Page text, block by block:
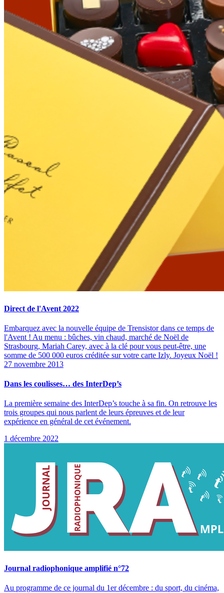
Direct de l'Avent 2022
Embarquez avec la nouvelle équipe de Trensistor dans ce temps de
l'Avent ! Au menu : bûches, vin chaud, marché de Noël de
Strasbourg, Mariah Carey, avec à la clé pour vous peut-être, une
somme de 500 000 euros créditée sur votre carte Izly. Joyeux Noël !
27 novembre 2013
Dans les coulisses… des InterDep’s
La première semaine des InterDep’s touche à sa fin. On retrouve les
trois groupes qui nous parlent de leurs épreuves et de leur
expérience en général de cet événement.
1 décembre 2022
Journal radiophonique amplifié n°72
Au programme de ce journal du 1er décembre : du sport, du cinéma,